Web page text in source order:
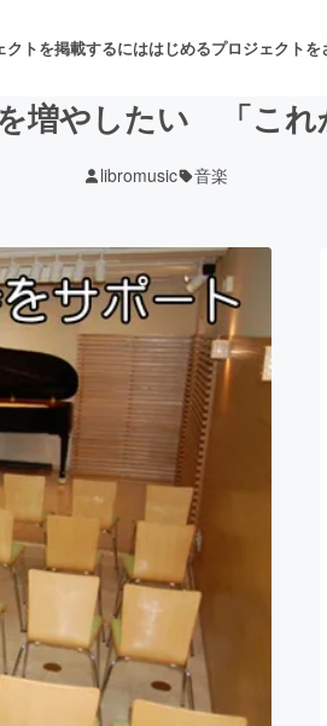
クトを掲載するにははじめるプロジェクトを
舞台・パフ
ビス開発 フード・飲
版
ビューテ
for Social Good
CAMPFIRE Creation
ふるさと納税machi-ya
増やしたい 「これ
libromusic 音楽